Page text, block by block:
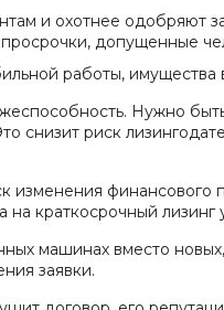
и охотнее одобряют
просрочки, допущенные
работы, имущества
Нужно
снизит риск
изменения финансового
краткосрочный лизинг
машинах вместо
заявки.